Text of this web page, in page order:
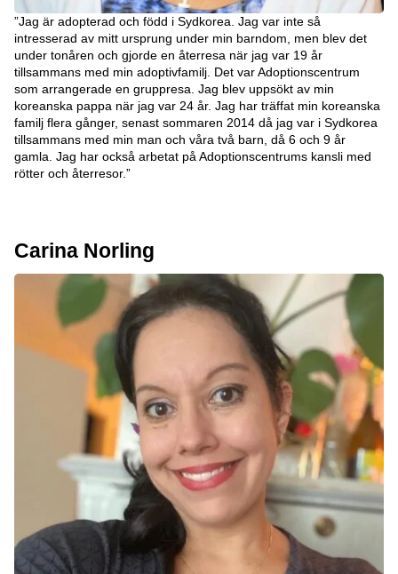
”Jag är adopterad och född i Sydkorea. Jag var inte så
intresserad av mitt ursprung under min barndom, men blev det
under tonåren och gjorde en återresa när jag var 19 år
tillsammans med min adoptivfamilj. Det var Adoptionscentrum
som arrangerade en gruppresa. Jag blev uppsökt av min
koreanska pappa när jag var 24 år. Jag har träffat min koreanska
familj flera gånger, senast sommaren 2014 då jag var i Sydkorea
tillsammans med min man och våra två barn, då 6 och 9 år
gamla. Jag har också arbetat på Adoptionscentrums kansli med
rötter och återresor.”
Carina Norling